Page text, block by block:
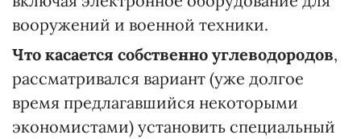
вооружений и военной техники.
Что касается собственно углеводородов,
рассматривался вариант (уже долгое
время предлагавшийся некоторыми
экономистами) установить специальный